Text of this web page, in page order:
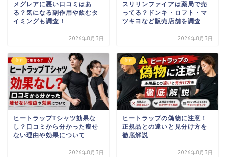
メグレアに悪い口コミはあ
る？気になる副作用や飲むタ
イミングも調査！
2026年8月3日
スリリンファイアは薬局で売
ってる？ドンキ・ロフト・マ
ツキヨなど販売店舗を調査
2026年8月3日
美容
ヒートラップTシャツ効果な
し？口コミから分かった痩せ
ない理由や効果について
2026年8月3日
美容
ヒートラップの偽物に注意！
正規品との違いと見分け方を
徹底解説
2026年8月3日